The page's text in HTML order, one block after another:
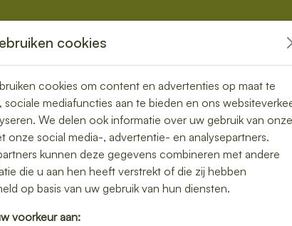
Overige
in Clinge
cookies
cookies om content en advertenties op maat te
sociale mediafuncties aan te bieden en ons
We delen ook informatie over uw gebruik van
onze social media-, advertentie- en analysepartners.
kunnen deze gegevens combineren met andere
die u aan hen heeft verstrekt of die zij hebben
op basis van uw gebruik van hun diensten.
voorkeur aan: